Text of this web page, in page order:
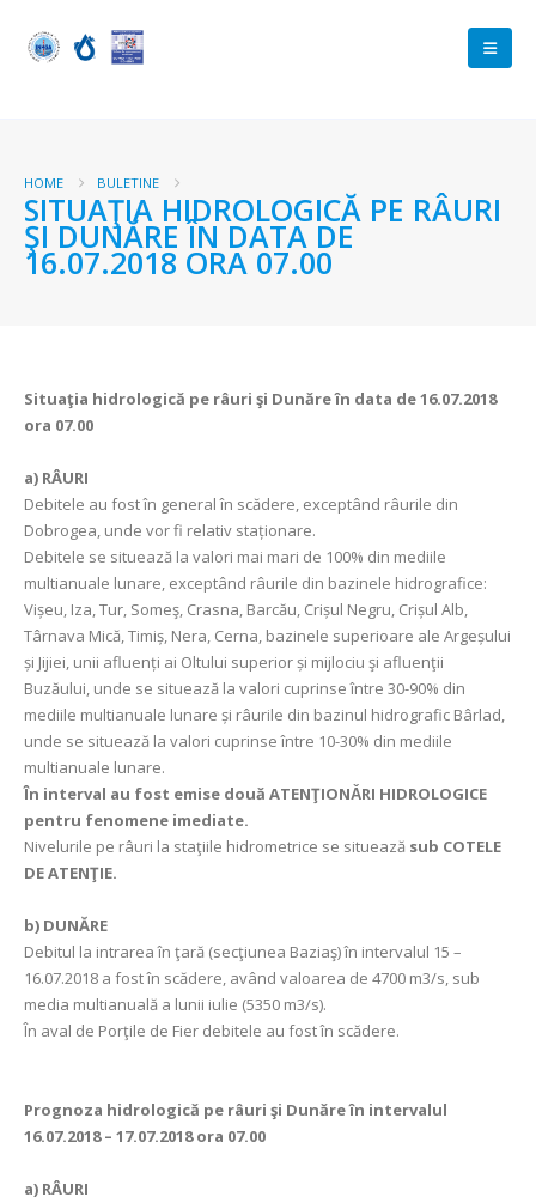
HOME BULETINE
SITUAŢIA HIDROLOGICĂ PE RÂURI
ŞI DUNĂRE ÎN DATA DE
16.07.2018 ORA 07.00
Situaţia hidrologică pe râuri şi Dunăre în data de 16.07.2018
ora 07.00
a) RÂURI
Debitele au fost în general în scădere, exceptând râurile din
Dobrogea, unde vor fi relativ staționare.
Debitele se situează la valori mai mari de 100% din mediile
multianuale lunare, exceptând râurile din bazinele hidrografice:
Vișeu, Iza, Tur, Someş, Crasna, Barcău, Crișul Negru, Crișul Alb,
Târnava Mică, Timiș, Nera, Cerna, bazinele superioare ale Argeșului
și Jijiei, unii afluenți ai Oltului superior și mijlociu şi afluenţii
Buzăului, unde se situează la valori cuprinse între 30-90% din
mediile multianuale lunare și râurile din bazinul hidrografic Bârlad,
unde se situează la valori cuprinse între 10-30% din mediile
multianuale lunare.
În interval au fost emise două ATENŢIONǍRI HIDROLOGICE
pentru fenomene imediate.
Nivelurile pe râuri la staţiile hidrometrice se situează sub COTELE
DE ATENŢIE.
b) DUNĂRE
Debitul la intrarea în ţară (secţiunea Baziaş) în intervalul 15 –
16.07.2018 a fost în scădere, având valoarea de 4700 m3/s, sub
media multianuală a lunii iulie (5350 m3/s).
În aval de Porţile de Fier debitele au fost în scădere.
Prognoza hidrologică pe râuri şi Dunăre în intervalul
16.07.2018 – 17.07.2018 ora 07.00
a) RÂURI